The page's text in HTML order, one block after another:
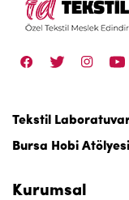
Tekstil
Bursa Hobi Atölyesi
Kurumsal